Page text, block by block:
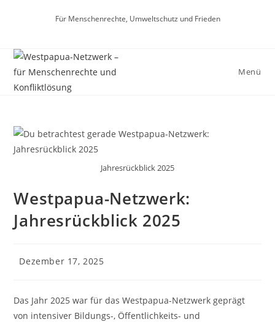
Für Menschenrechte, Umweltschutz und Frieden
Menü
Jahresrückblick 2025
Westpapua-Netzwerk:
Jahresrückblick 2025
Dezember 17, 2025
Das Jahr 2025 war für das Westpapua-Netzwerk geprägt
von intensiver Bildungs-, Öffentlichkeits- und